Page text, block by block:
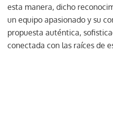
esta manera, dicho
un equipo apasionado y su
propuesta auténtica,
conectada con las raíces de